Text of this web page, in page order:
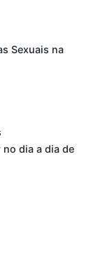
Sexuais na
dia a dia de